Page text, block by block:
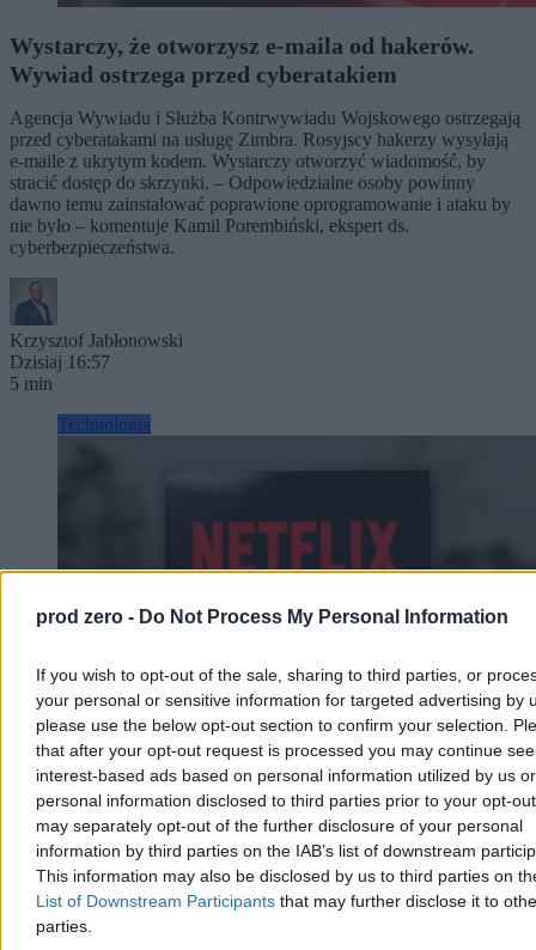
prod zero - Do Not Process My Personal Information
If you wish to opt-out of the sale, sharing to third parties, or
your personal or sensitive information for targeted advertising by
please use the below opt-out section to confirm your selection.
that after your opt-out request is processed you may continue
interest-based ads based on personal information utilized by us or
personal information disclosed to third parties prior to your opt-
may separately opt-out of the further disclosure of your personal
information by third parties on the IAB’s list of downstream
This information may also be disclosed by us to third parties on
List of Downstream Participants that may further disclose it to
parties.
Wystarczy, że otworzysz e-maila od hakerów.
Wywiad ostrzega przed cyberatakiem
Agencja Wywiadu i Służba Kontrwywiadu Wojskowego ostrzegają
przed cyberatakami na usługę Zimbra. Rosyjscy hakerzy wysyłają
e-maile z ukrytym kodem. Wystarczy otworzyć wiadomość, by
stracić dostęp do skrzynki. – Odpowiedzialne osoby powinny
dawno temu zainstalować poprawione oprogramowanie i ataku by
nie było – komentuje Kamil Porembiński, ekspert ds.
cyberbezpieczeństwa.
Krzysztof Jabłonowski
Dzisiaj 16:57
5 min
Technologia
Jak uruchomić Netflixa w 4K na komputerze? W
tym rytuale brakuje tylko złożenia ofiary
Żeby oglądać Netflixa w 4K z dźwiękiem przestrzennym wystarczy
wykupić najwyższy abonament i uruchomić film, prawda? Okazuje
się nie do końca. Bo nawet jak spełnisz wymagania dotyczące
przeglądarki, a teraz do listy dołącza Google Chrome, to pozostają